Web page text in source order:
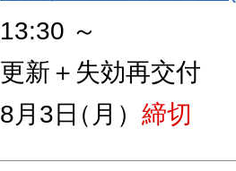
13:30 ～
更新＋失効再交付
8月3日（月） 締切